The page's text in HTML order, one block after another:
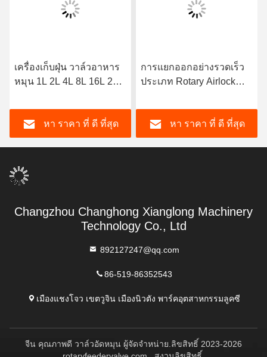
เครื่องเก็บฝุ่น วาล์วอาหาร
หมุน 1L 2L 4L 8L 16L 25L
หา ราคา ที่ ดี ที่สุด
การแยกออกอย่างรวดเร็ว
ประเภท Rotary Airlock
หา ราคา ที่ ดี ที่สุด
Changzhou Changhong Xianglong Machinery
Technology Co., Ltd
892127247@qq.com
86-519-86352543
เมืองแชงโจว เขตวูจิน เมืองนิวตัง พาร์คอุตสาหกรรมลูคซี
จีน คุณภาพดี วาล์วอัดหมุน ผู้จัดจําหน่าย.ลิขสิทธิ์ 2023-2026